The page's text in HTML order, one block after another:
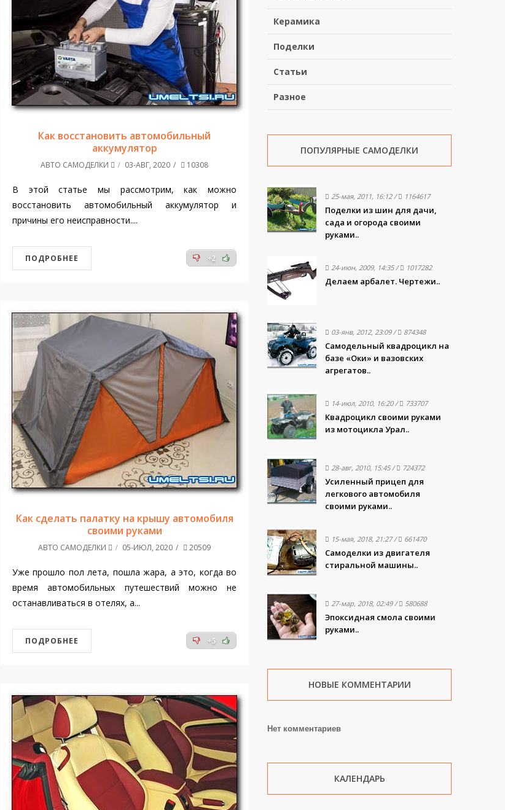
Как восстановить автомобильный
аккумулятор
АВТО САМОДЕЛКИ 03-АВГ, 2020 10308
В этой статье мы рассмотрим, как можно
восстановить автомобильный аккумулятор и
причины его неисправности....
+2
ПОДРОБНЕЕ
Как сделать палатку на крышу автомобиля
своими руками
АВТО САМОДЕЛКИ 05-ИЮЛ, 2020 20509
Уже прошло пол лета, пошла жара, а это, когда во
время автомобильных путешествий можно не
останавливаться в отелях, а...
+5
ПОДРОБНЕЕ
Керамика
Поделки
Статьи
Разное
ПОПУЛЯРНЫЕ САМОДЕЛКИ
25-мая, 2011, 16:12/ 1164617
Поделки из шин для дачи,
сада и огорода своими
руками..
24-июн, 2009, 14:35/ 1017282
Делаем арбалет. Чертежи..
03-янв, 2012, 23:09/ 874348
Самодельный квадроцикл на
базе «Оки» и вазовских
агрегатов..
14-июл, 2010, 16:20/ 733707
Квадроцикл своими руками
из мотоцикла Урал..
28-авг, 2010, 15:45/ 724372
Усиленный прицеп для
легкового автомобиля
своими руками..
15-мая, 2018, 21:27/ 661470
Самоделки из двигателя
стиральной машины..
27-мар, 2018, 02:49/ 580688
Эпоксидная смола своими
руками..
НОВЫЕ КОММЕНТАРИИ
Нет комментариев
КАЛЕНДАРЬ